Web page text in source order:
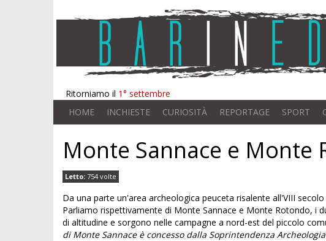
Ritorniamo il 1° settembre
HOME INCHIESTE CURIOSITÀ REPORTAGE SPORT
Monte Sannace e Monte
Letto: 754 volte
Da una parte un'area archeologica peuceta risalente all'VIII
Parliamo rispettivamente di Monte Sannace e Monte Rotondo, i
di altitudine e sorgono nelle campagne a nord-est del piccolo
di Monte Sannace è concesso dalla Soprintendenza